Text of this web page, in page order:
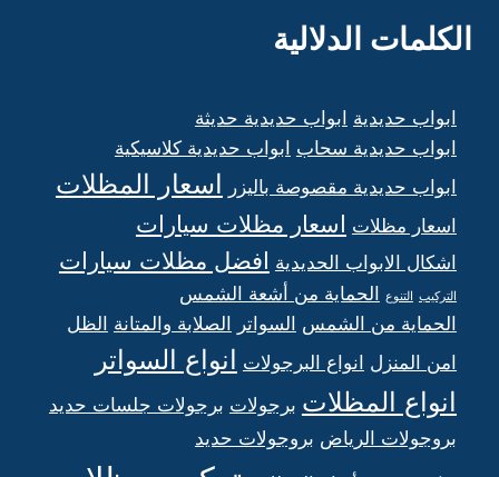
الكلمات الدلالية
ابواب حديدية ابواب حديدية حديثة
ابواب حديدية سحاب ابواب حديدية كلاسيكية
ابواب حديدية مقصوصة باليزر اسعار المظلات
اسعار مظلات اسعار مظلات سيارات
اشكال الابواب الحديدية افضل مظلات سيارات
التركيب التنوع الحماية من أشعة الشمس
الحماية من الشمس السواتر الصلابة والمتانة الظل
امن المنزل انواع البرجولات انواع السواتر
انواع المظلات برجولات برجولات جلسات حديد
بروجولات الرياض بروجولات حديد